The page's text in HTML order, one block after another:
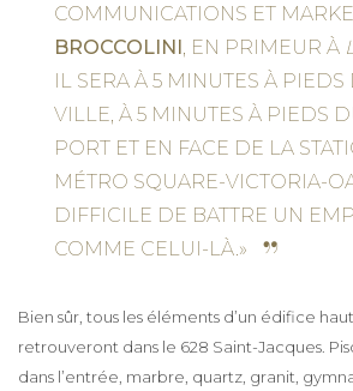
COMMUNICATIONS ET
BROCCOLINI, EN PRIMEUR À
IL SERA À 5 MINUTES À PIEDS
VILLE, À 5 MINUTES À PIEDS
PORT ET EN FACE DE LA
MÉTRO SQUARE-VICTORIA-
DIFFICILE DE BATTRE UN
COMME CELUI-LÀ.»
Bien sûr, tous les éléments d’un édifice
retrouveront dans le 628 Saint-Jacques.
dans l’entrée, marbre, quartz, granit,